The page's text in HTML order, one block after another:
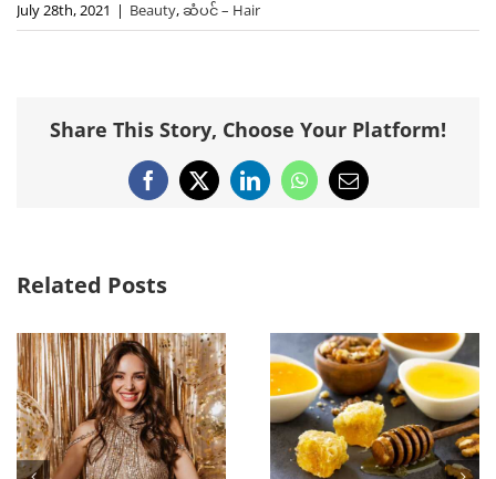
July 28th, 2021 | Beauty,ဆံပင် – Hair
Share This Story, Choose Your Platform!
Facebook
X LinkedInWhatsApp
Email
Related Posts